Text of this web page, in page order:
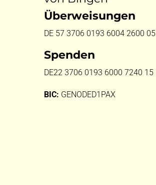
Überweisungen
DE 57 3706 0193 6004 2600 05
Spenden
DE22 3706 0193 6000 7240 15
BIC: GENODED1PAX